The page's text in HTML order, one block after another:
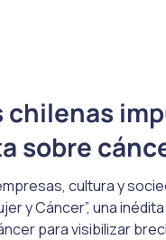
chilenas
sobre
cultura y
y Cáncer”, una
para visibilizar